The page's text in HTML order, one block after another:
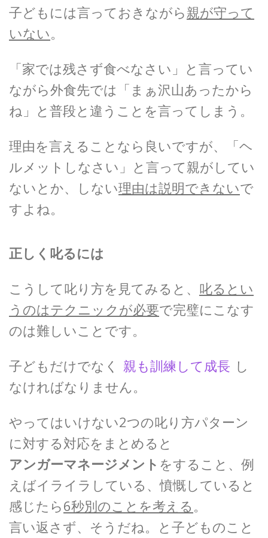
子どもには言っておきながら親が守って
いない。
「家では残さず食べなさい」と言ってい
ながら外食先では「まぁ沢山あったから
ね」と普段と違うことを言ってしまう。
理由を言えることなら良いですが、「ヘ
ルメットしなさい」と言って親がしてい
ないとか、しない理由は説明できないで
すよね。
正しく叱るには
こうして叱り方を見てみると、 叱るとい
うのはテクニックが必要で完璧にこなす
のは難しいことです。
子どもだけでなく 親も訓練して成長 し
なければなりません。
やってはいけない2つの叱り方パターン
に対する対応をまとめると
アンガーマネージメント をすること、例
えばイライラしている、憤慨していると
感じたら6秒別のことを考える 。
言い返さず、そうだね。と子どものこと